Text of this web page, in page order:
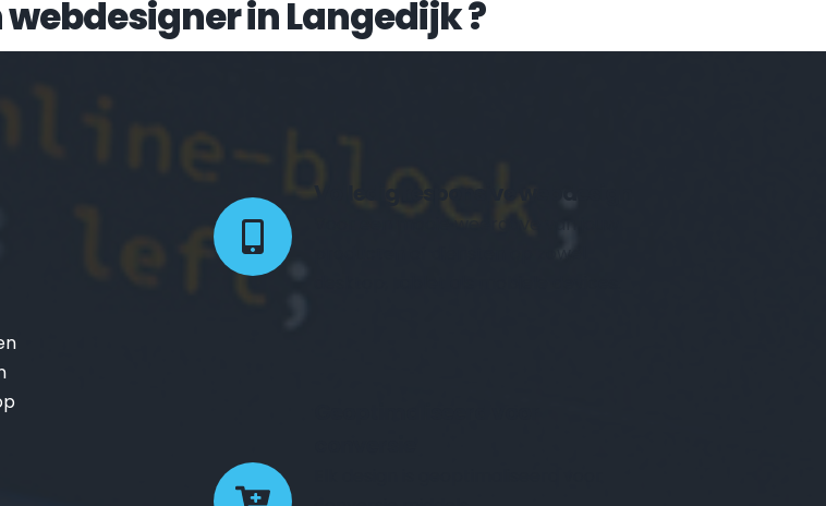
webdesigner in Langedijk ?
Voor een mooie weergave van jouw